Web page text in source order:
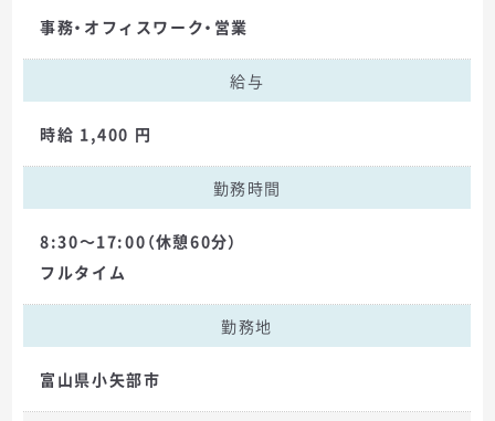
事務・オフィスワーク・営業
給与
時給 1,400 円
勤務時間
8:30～17:00（休憩60分）
フルタイム
勤務地
富山県小矢部市